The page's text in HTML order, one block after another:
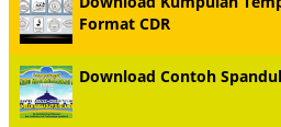
Format CDR
Download Contoh